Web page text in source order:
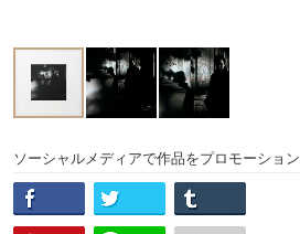
ソーシャルメディアで作品をプロモーション